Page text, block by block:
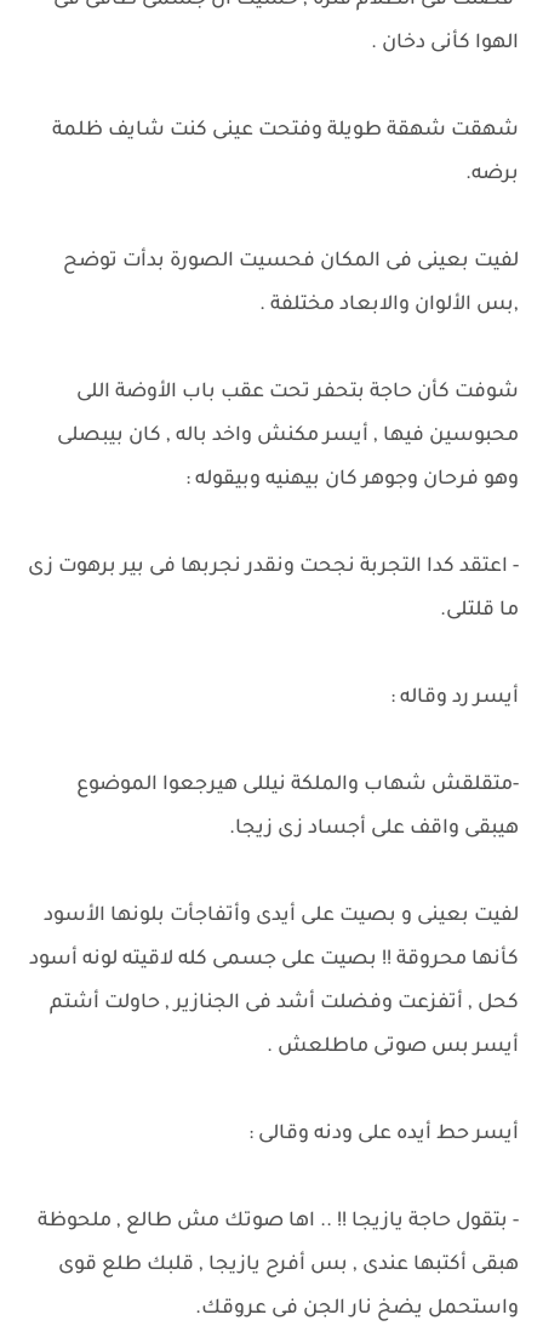
الهوا كأنى دخان .
شهقت شهقة طويلة وفتحت عينى كنت شايف ظلمة
برضه.
لفيت بعينى فى المكان فحسيت الصورة بدأت توضح
,بس الألوان والابعاد مختلفة .
شوفت كأن حاجة بتحفر تحت عقب باب الأوضة اللى
محبوسين فيها , أيسر مكنش واخد باله , كان بيبصلى
وهو فرحان وجوهر كان بيهنيه وبيقوله :
- اعتقد كدا التجربة نجحت ونقدر نجربها فى بير برهوت زى
ما قلتلى.
أيسر رد وقاله :
-متقلقش شهاب والملكة نيللى هيرجعوا الموضوع
هيبقى واقف على أجساد زى زيجا.
لفيت بعينى و بصيت على أيدى وأتفاجأت بلونها الأسود
كأنها محروقة !! بصيت على جسمى كله لاقيته لونه أسود
كحل , أتفزعت وفضلت أشد فى الجنازير , حاولت أشتم
أيسر بس صوتى ماطلعش .
أيسر حط أيده على ودنه وقالى :
- بتقول حاجة يازيجا !! .. اها صوتك مش طالع , ملحوظة
هبقى أكتبها عندى , بس أفرح يازيجا , قلبك طلع قوى
واستحمل يضخ نار الجن فى عروقك.